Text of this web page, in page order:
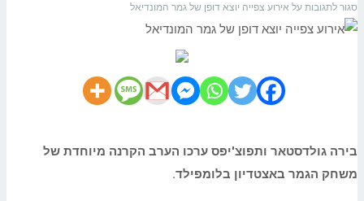
סגור לתגובות על אירוע צפייה יוצא דופן של גמר המונדיאל
בירה גולדסטאר ותפוצ'יפס ערכו הערב הקרנה מיוחדת של
משחק הגמר באצטדיון בלומפילד.